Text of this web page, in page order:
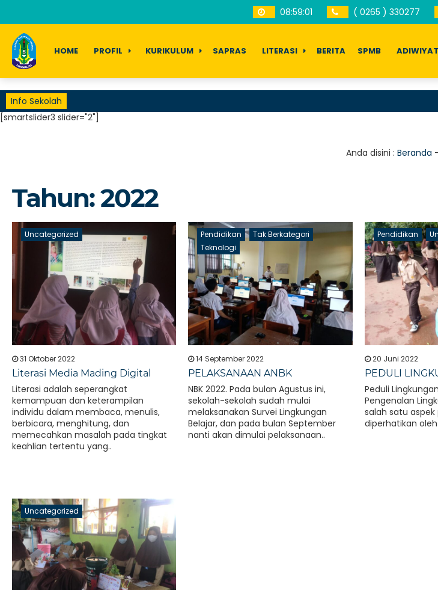
08:59:01 ( 0265 ) 330277
HOME PROFIL KURIKULUM SAPRAS LITERASI BERITA SPMB
Info Sekolah
[smartslider3 slider="2"]
Anda disini : Beranda -
Tahun:2022
Uncategorized
31 Oktober 2022
Literasi Media Mading Digital
Literasi adalah seperangkat
kemampuan dan keterampilan
individu dalam membaca, menulis,
berbicara, menghitung, dan
memecahkan masalah pada tingkat
keahlian tertentu yang..
Pendidikan
Tak Berkategori
Teknologi
14 September 2022
PELAKSANAAN ANBK
NBK 2022. Pada bulan Agustus ini,
sekolah-sekolah sudah mulai
melaksanakan Survei Lingkungan
Belajar, dan pada bulan September
nanti akan dimulai pelaksanaan..
Pendidikan
20 Juni 2022
PEDULI
Peduli
Pengenalan
salah satu
diperhatikan
Uncategorized